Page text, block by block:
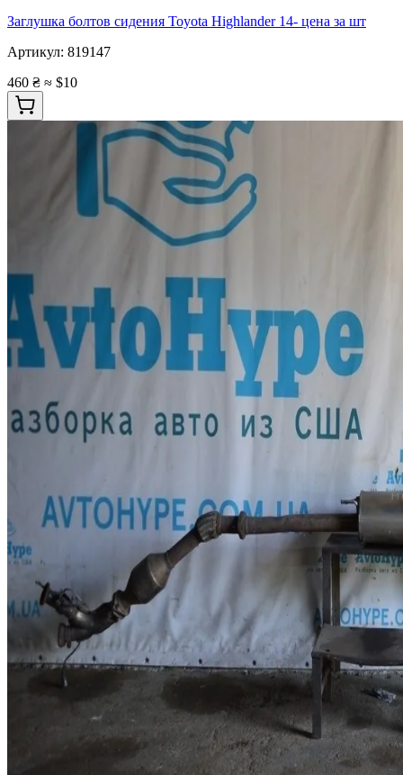
Заглушка болтов сидения Toyota Highlander 14- цена за шт
Артикул: 819147
460 ₴ ≈ $10